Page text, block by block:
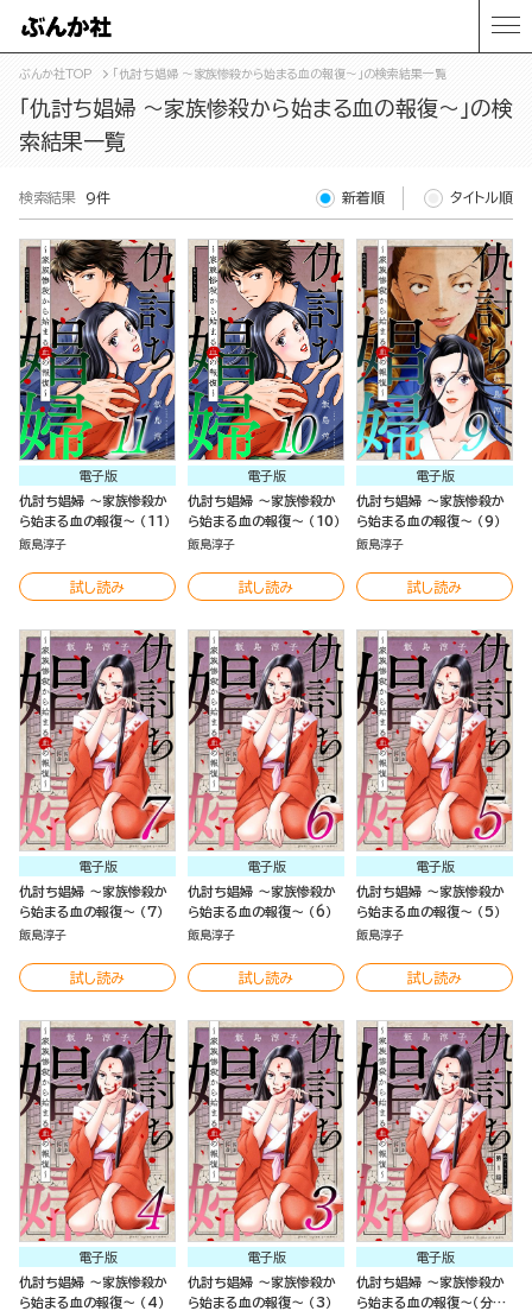
ぶんか社TOP 「仇討ち娼婦 ～家族惨殺から始まる血の報復～」の検索結果一覧
「仇討ち娼婦 ～家族惨殺から始まる血の報復～」の検
索結果一覧
検索結果 9件 新着順 タイトル順
電子版
仇討ち娼婦 ～家族惨殺か
ら始まる血の報復～ （11）
飯島淳子
試し読み
電子版
仇討ち娼婦 ～家族惨殺か
ら始まる血の報復～ （10）
飯島淳子
試し読み
電子版
仇討ち娼婦 ～家族惨殺か
ら始まる血の報復～ （9）
飯島淳子
試し読み
電子版
仇討ち娼婦 ～家族惨殺か
ら始まる血の報復～ （7）
飯島淳子
試し読み
電子版
仇討ち娼婦 ～家族惨殺か
ら始まる血の報復～ （6）
飯島淳子
試し読み
電子版
仇討ち娼婦 ～家族惨殺か
ら始まる血の報復～ （5）
飯島淳子
試し読み
電子版
仇討ち娼婦 ～家族惨殺か
ら始まる血の報復～ （4）
電子版
仇討ち娼婦 ～家族惨殺か
ら始まる血の報復～ （3）
電子版
仇討ち娼婦 ～家族惨殺か
ら始まる血の報復～（分冊